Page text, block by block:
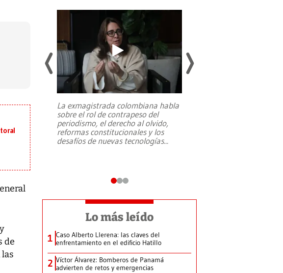
de
una
La exmagistrada colombiana habla
sobre el rol de contrapeso del
periodismo, el derecho al olvido,
reformas constitucionales y los
desafíos de nuevas tecnologías...
Lo más leído
1 Caso Alberto Llerena: las claves del
enfrentamiento en el edificio Hatillo
2 Víctor Álvarez: Bomberos de Panamá
advierten de retos y emergencias